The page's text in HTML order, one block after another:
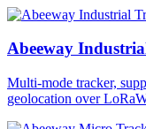
Abeeway
Multi-mode tracker,
geolocation over